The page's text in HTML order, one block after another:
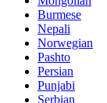
Burmese
Nepali
Norwegian
Pashto
Persian
Punjabi
Serbian